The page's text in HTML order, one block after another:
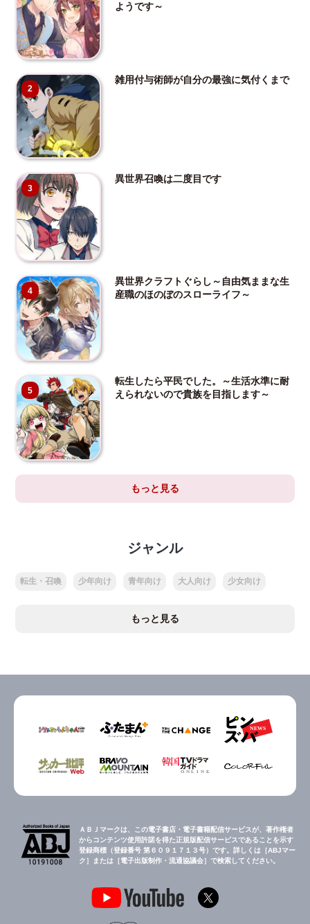
ようです～
2
雑用付与術師が自分の最強に気付くまで
3
異世界召喚は二度目です
4
異世界クラフトぐらし～自由気ままな生
産職のほのぼのスローライフ～
5
転生したら平民でした。～生活水準に耐
えられないので貴族を目指します～
もっと見る
ジャンル
転生・召喚 少年向け 青年向け 大人向け 少女向け
もっと見る
ＡＢＪマークは、この電子書店・電子書籍配信サービスが、著作権者
からコンテンツ使用許諾を得た正規版配信サービスであることを示す
登録商標（登録番号 第６０９１７１３号）です。詳しくは［ABJマー
ク］または［電子出版制作・流通協議会］で検索してください。